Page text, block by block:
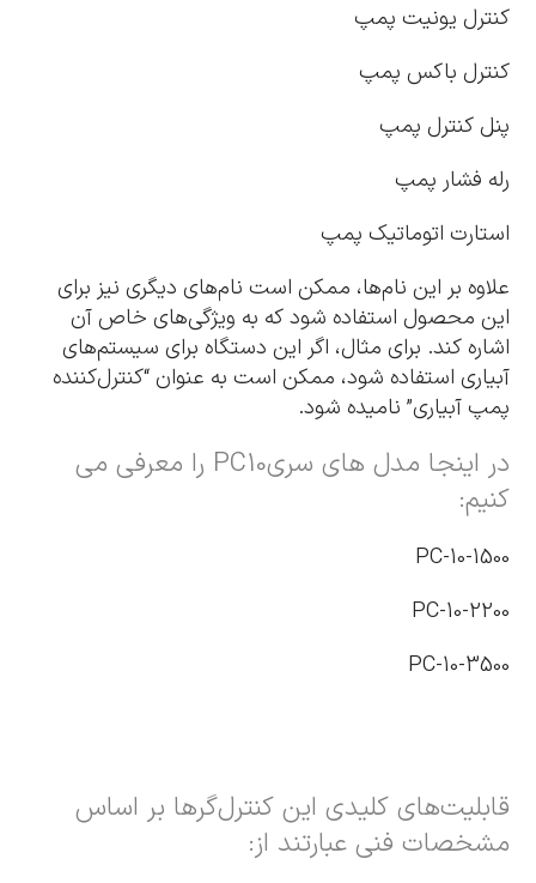
کنترل یونیت پمپ
کنترل باکس پمپ
پنل کنترل پمپ
رله فشار پمپ
استارت اتوماتیک پمپ
علاوه بر این نام‌ها، ممکن است نام‌های دیگری نیز برای
این محصول استفاده شود که به ویژگی‌های خاص آن
اشاره کند. برای مثال، اگر این دستگاه برای سیستم‌های
آبیاری استفاده شود، ممکن است به عنوان “کنترل‌کننده
پمپ آبیاری” نامیده شود.
در اینجا مدل های سریPC10 را معرفی می
کنیم:
PC-10-1500
PC-10-2200
PC-10-3500
قابلیت‌های کلیدی این کنترل‌گرها بر اساس
مشخصات فنی عبارتند از: